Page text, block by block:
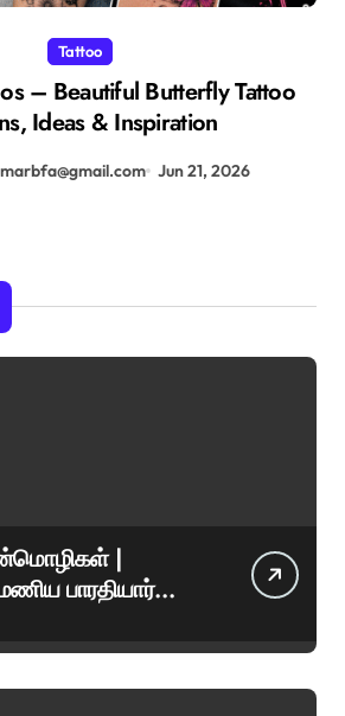
Tattoo
– Beautiful Butterfly Tattoo
Ideas & Inspiration
Jun 21, 2026
|
பாரதியார்
வாசகங்கள்